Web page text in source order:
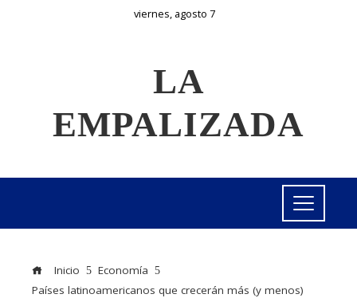
viernes, agosto 7
LA
EMPALIZADA
Inicio
Economía
Países latinoamericanos que crecerán más (y menos)